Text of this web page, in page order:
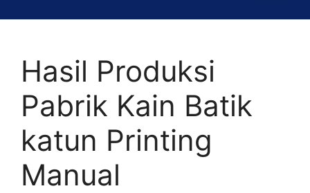
Hasil Produksi
Pabrik Kain Batik
katun Printing
Manual